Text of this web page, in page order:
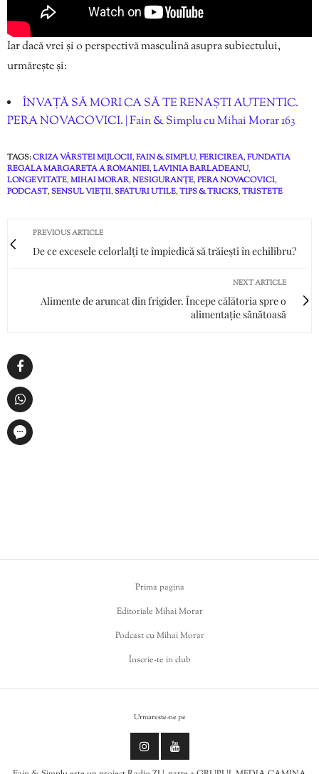
Iar dacă vrei și o perspectivă masculină asupra subiectului,
urmărește și:
ÎNVAȚĂ SĂ MORI CA SĂ TE RENAȘTI AUTENTIC.
PERA NOVACOVICI. | Fain & Simplu cu Mihai Morar 163
TAGS:CRIZA VÂRSTEI MIJLOCII,FAIN & SIMPLU,FERICIREA,FUNDATIA
REGALA MARGARETA A ROMANIEI,LAVINIA BARLADEANU,
LONGEVITATE,MIHAI MORAR,NESIGURANȚE,PERA NOVACOVICI,
PODCAST,SENSUL VIEȚII,SFATURI UTILE,TIPS & TRICKS,TRISTETE
PREVIOUS ARTICLE
De ce excesele celorlalți te împiedică să trăiești în echilibru?
NEXT ARTICLE
Alimente de aruncat din frigider. Începe călătoria spre o
alimentație sănătoasă
Prima pagina
Editoriale Mihai Morar
Podcast cu Mihai Morar
Înscrie-te in club
Urmareste-ne pe